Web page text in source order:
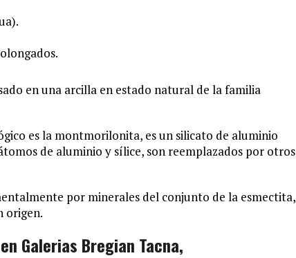
en una arcilla en estado natural de la familia
es la montmorilonita, es un silicato de aluminio
de aluminio y sílice, son reemplazados por otros
por minerales del conjunto de la esmectita,
origen.
Galerias Bregian Tacna,